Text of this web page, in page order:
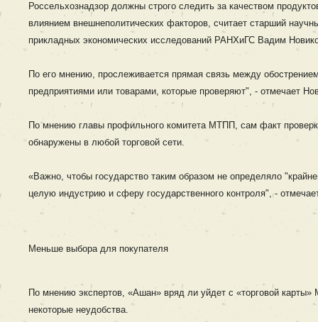
Россельхознадзор должны строго следить за качеством
влиянием внешнеполитических факторов, считает старший
прикладных экономических исследований РАНХиГС Вадим
По его мнению, прослеживается прямая связь между
предприятиями или товарами, которые проверяют", - отмечает
По мнению главы профильного комитета МТПП, сам факт
обнаружены в любой торговой сети.
«Важно, чтобы государство таким образом не определяло
целую индустрию и сферу государственного контроля", -
Меньше выбора для покупателя
По мнению экспертов, «Ашан» вряд ли уйдет с «торговой
некоторые неудобства.